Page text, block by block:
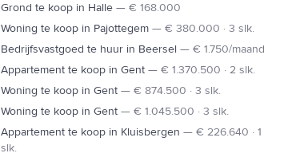
Grond te koop in Halle— € 168.000
Woning te koop in Pajottegem— € 380.000 · 3 slk.
Bedrijfsvastgoed te huur in Beersel — € 1.750/maand
Appartement te koop in Gent— € 1.370.500 · 2 slk.
Woning te koop in Gent— € 874.500 · 3 slk.
Woning te koop in Gent— € 1.045.500 · 3 slk.
Appartement te koop in Kluisbergen — € 226.640 · 1
slk.